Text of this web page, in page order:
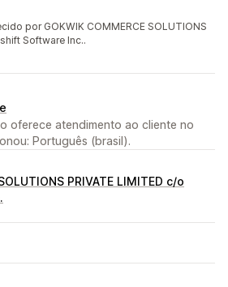
por GOKWIK COMMERCE SOLUTIONS
Software Inc..
oferece atendimento ao cliente no
Português (brasil).
PRIVATE LIMITED c/o